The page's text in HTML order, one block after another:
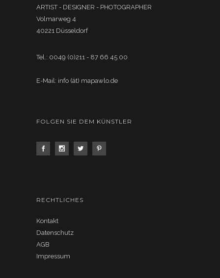
ARTIST - DESIGNER - PHOTOGRAPHER
Volmarweg 4
40221 Düsseldorf
Tel.: 0049 (0)211 - 87 66 45 00
E-Mail: info (ät) mapawlo.de
FOLGEN SIE DEM KÜNSTLER
RECHTLICHES
Kontakt
Datenschutz
AGB
Impressum